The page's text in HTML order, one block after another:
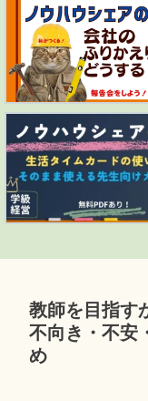
教師を目指す
不向き・不安
め